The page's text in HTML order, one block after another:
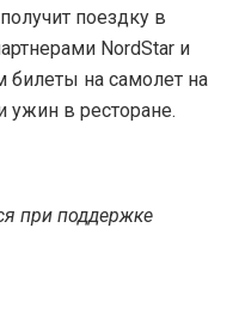
поездку в
NordStar и
на самолет на
ужин в ресторане.
при поддержке